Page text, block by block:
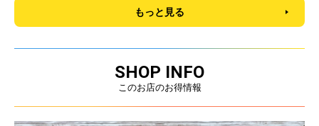
もっと見る
SHOP INFO
このお店のお得情報